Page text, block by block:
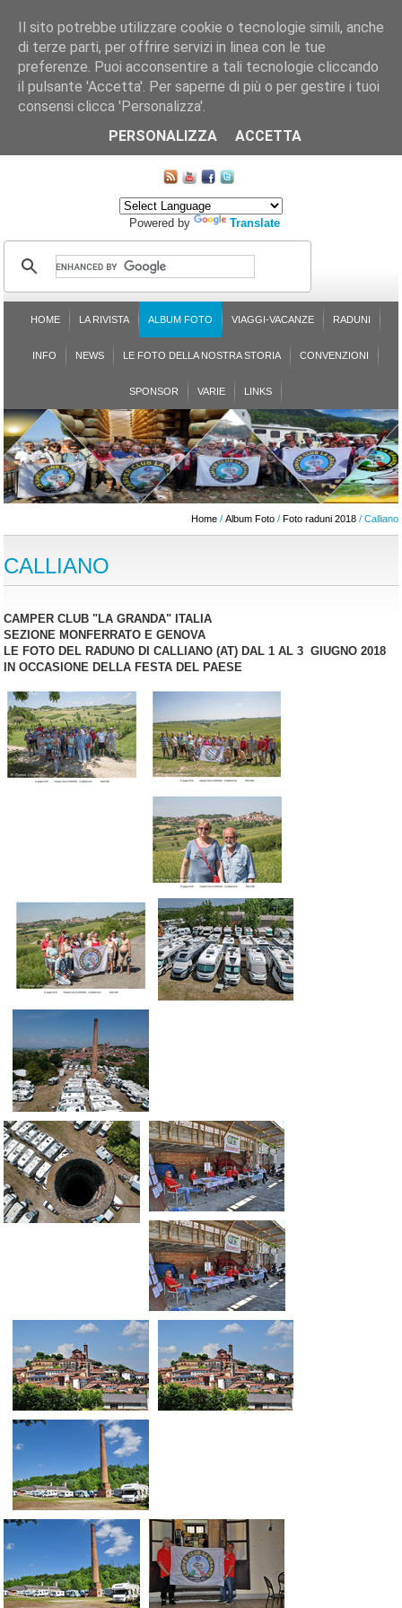
CHI SIAMO LE SEZIONI ASSICURGRANDA
ISCRIZIONE L'AVVOCATO RISPONDE SONDAGGI
Powered by Translate
HOME LA RIVISTA ALBUM FOTO VIAGGI-VACANZE RADUNI
INFO NEWS LE FOTO DELLA NOSTRA STORIA CONVENZIONI
SPONSOR VARIE LINKS
Home/ Album Foto/ Foto raduni 2018/ Calliano
CALLIANO
CAMPER CLUB "LA GRANDA" ITALIA
SEZIONE MONFERRATO E GENOVA
LE FOTO DEL RADUNO DI CALLIANO (AT) DAL 1 AL 3 GIUGNO 2018
IN OCCASIONE DELLA FESTA DEL PAESE
Il sito potrebbe utilizzare cookie o tecnologie simili, anche
di terze parti, per offrire servizi in linea con le tue
preferenze. Puoi acconsentire a tali tecnologie cliccando
il pulsante 'Accetta'. Per saperne di più o per gestire i tuoi
consensi clicca 'Personalizza'.
PERSONALIZZA
ACCETTA